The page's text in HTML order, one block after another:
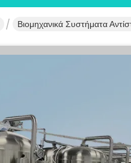
Βιομηχανικά Συστήματα